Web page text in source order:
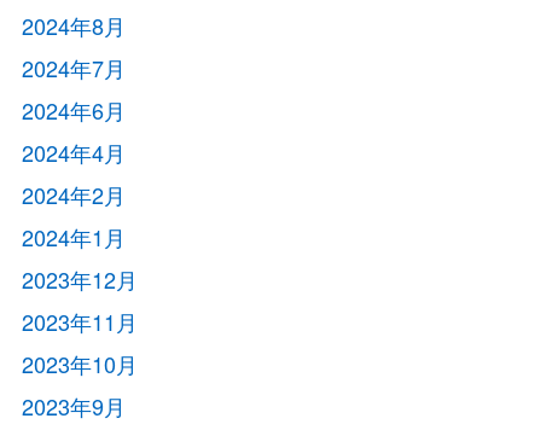
2024年8月
2024年7月
2024年6月
2024年4月
2024年2月
2024年1月
2023年12月
2023年11月
2023年10月
2023年9月